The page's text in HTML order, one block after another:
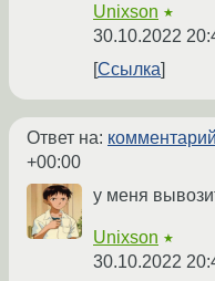
Unixson ★
30.10.2022
Ссылка
Ответ на: комментарий
+00:00
у меня
Unixson ★
30.10.2022